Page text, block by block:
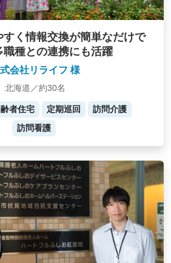
すく情報交換が簡単なだけで
種との連携にも活躍
会社リライフ 様
北海道／約30名
者住宅 定期巡回
訪問介護
訪問看護